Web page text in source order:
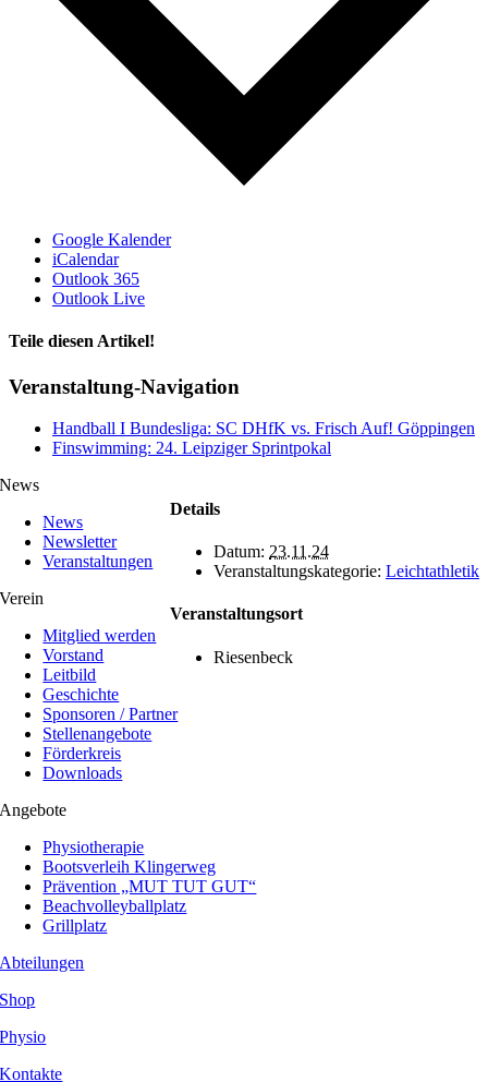
Google Kalender
iCalendar
Outlook 365
Outlook Live
Teile diesen Artikel!
Facebook
X
WhatsApp
Telegram
Veranstaltung-Navigation
Handball I Bundesliga: SC DHfK vs. Frisch Auf! Göppingen
Finswimming: 24. Leipziger Sprintpokal
Details
Datum: 23.11.24
Veranstaltungskategorie: Leichtathletik
Veranstaltungsort
Riesenbeck
News
News
Newsletter
Veranstaltungen
Verein
Mitglied werden
Vorstand
Leitbild
Geschichte
Sponsoren / Partner
Stellenangebote
Förderkreis
Downloads
Angebote
Physiotherapie
Bootsverleih Klingerweg
Prävention „MUT TUT GUT“
Beachvolleyballplatz
Grillplatz
Abteilungen
Shop
Physio
Kontakte